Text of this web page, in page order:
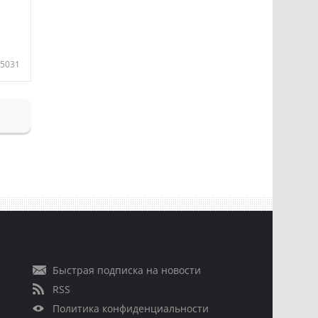
5031
Быстрая подписка на новости
RSS
Политика конфиденциальности